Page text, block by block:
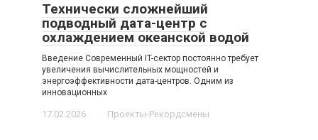
Технически сложнейший
подводный дата-центр с
охлаждением океанской водой
Введение Современный IT-сектор постоянно требует
увеличения вычислительных мощностей и
энергоэффективности дата-центров. Одним из
инновационных
17.02.2026 Проекты-Рекордсмены